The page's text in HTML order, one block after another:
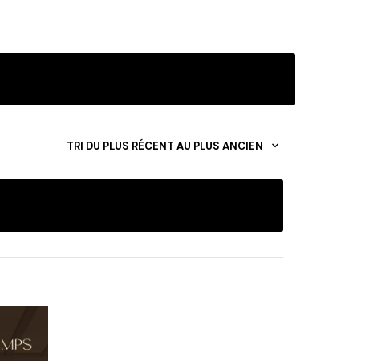
TRI DU PLUS RÉCENT AU PLUS ANCIEN